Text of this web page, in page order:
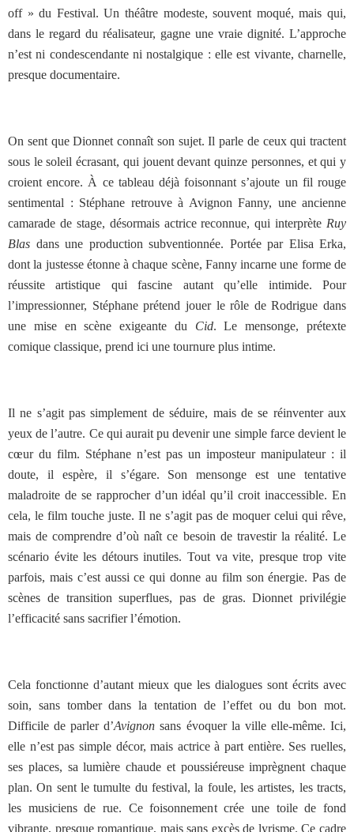
off » du Festival. Un théâtre modeste, souvent moqué, mais qui,
dans le regard du réalisateur, gagne une vraie dignité. L’approche
n’est ni condescendante ni nostalgique : elle est vivante, charnelle,
presque documentaire.
On sent que Dionnet connaît son sujet. Il parle de ceux qui tractent
sous le soleil écrasant, qui jouent devant quinze personnes, et qui y
croient encore. À ce tableau déjà foisonnant s’ajoute un fil rouge
sentimental : Stéphane retrouve à Avignon Fanny, une ancienne
camarade de stage, désormais actrice reconnue, qui interprète Ruy
Blas dans une production subventionnée. Portée par Elisa Erka,
dont la justesse étonne à chaque scène, Fanny incarne une forme de
réussite artistique qui fascine autant qu’elle intimide. Pour
l’impressionner, Stéphane prétend jouer le rôle de Rodrigue dans
une mise en scène exigeante du Cid. Le mensonge, prétexte
comique classique, prend ici une tournure plus intime.
Il ne s’agit pas simplement de séduire, mais de se réinventer aux
yeux de l’autre. Ce qui aurait pu devenir une simple farce devient le
cœur du film. Stéphane n’est pas un imposteur manipulateur : il
doute, il espère, il s’égare. Son mensonge est une tentative
maladroite de se rapprocher d’un idéal qu’il croit inaccessible. En
cela, le film touche juste. Il ne s’agit pas de moquer celui qui rêve,
mais de comprendre d’où naît ce besoin de travestir la réalité. Le
scénario évite les détours inutiles. Tout va vite, presque trop vite
parfois, mais c’est aussi ce qui donne au film son énergie. Pas de
scènes de transition superflues, pas de gras. Dionnet privilégie
l’efficacité sans sacrifier l’émotion.
Cela fonctionne d’autant mieux que les dialogues sont écrits avec
soin, sans tomber dans la tentation de l’effet ou du bon mot.
Difficile de parler d’Avignon sans évoquer la ville elle-même. Ici,
elle n’est pas simple décor, mais actrice à part entière. Ses ruelles,
ses places, sa lumière chaude et poussiéreuse imprègnent chaque
plan. On sent le tumulte du festival, la foule, les artistes, les tracts,
les musiciens de rue. Ce foisonnement crée une toile de fond
vibrante, presque romantique, mais sans excès de lyrisme. Ce cadre